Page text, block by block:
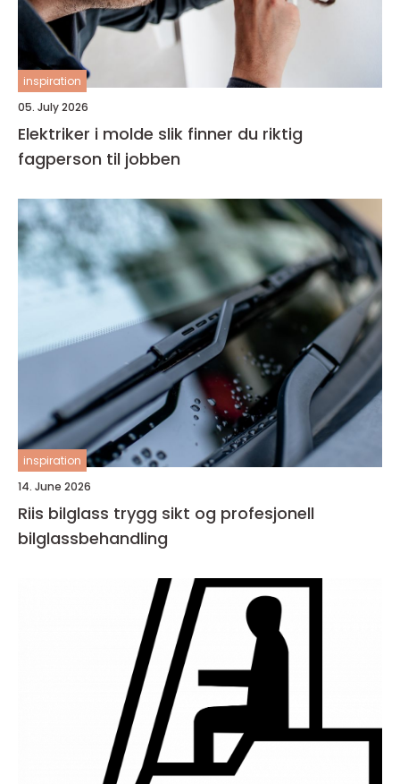
inspiration
05. July 2026
Elektriker i molde slik finner du riktig
fagperson til jobben
inspiration
14. June 2026
Riis bilglass trygg sikt og profesjonell
bilglassbehandling